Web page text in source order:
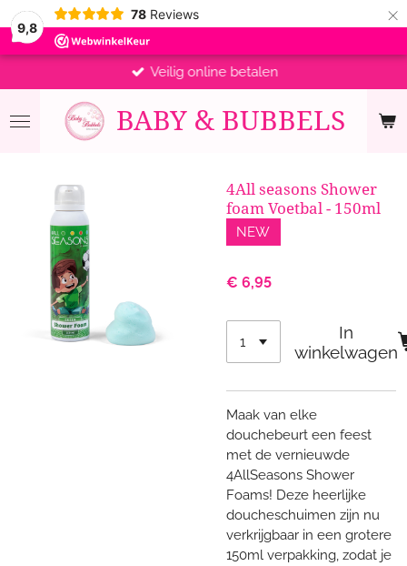
9,8
78 Reviews ×
BABY & BUBBELS
Veilig online betalen
4All seasons Shower
foam Voetbal - 150ml
NEW
€ 6,95
In
winkelwagen
Maak van elke
douchebeurt een feest
met de vernieuwde
4AllSeasons Shower
Foams! Deze heerlijke
doucheschuimen zijn nu
verkrijgbaar in een grotere
150ml verpakking, zodat je